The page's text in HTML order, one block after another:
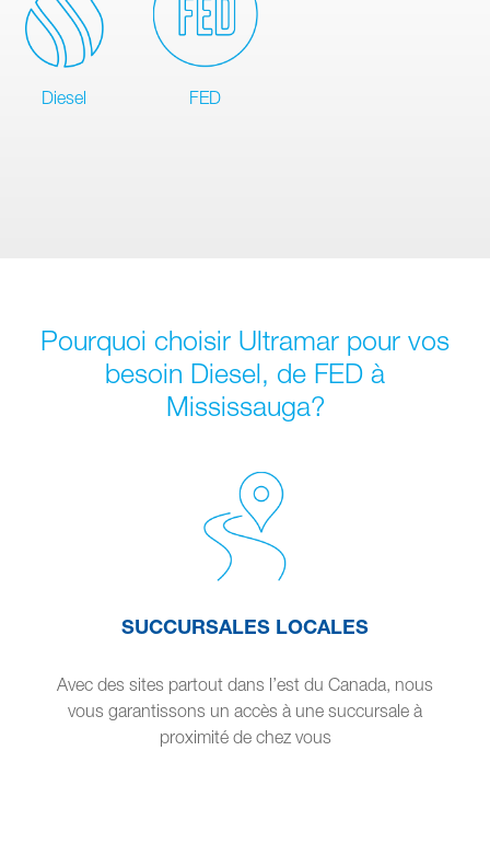
Diesel FED
Pourquoi choisir Ultramar pour vos
besoin Diesel, de FED à
Mississauga?
SUCCURSALES LOCALES
Avec des sites partout dans l’est du Canada, nous
vous garantissons un accès à une succursale à
proximité de chez vous